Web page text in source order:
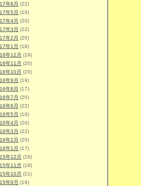
年6月 (22)
年5月 (19)
年4月 (20)
年3月 (22)
年2月 (20)
年1月 (18)
年12月 (19)
年11月 (20)
年10月 (20)
年9月 (19)
年8月 (17)
年7月 (20)
年6月 (22)
年5月 (19)
年4月 (20)
年3月 (22)
年2月 (20)
年1月 (17)
年12月 (19)
年11月 (19)
年10月 (21)
年9月 (19)